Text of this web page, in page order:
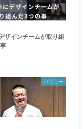
ザインチームが取り組
バリュー